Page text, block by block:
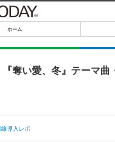
IT・デジ
ホーム
奪い愛、冬』テーマ曲
導入レポ